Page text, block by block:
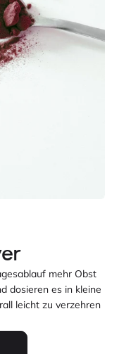
mehr Obst
dosieren es in kleine
leicht zu verzehren